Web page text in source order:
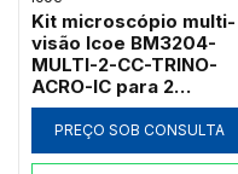
Kit microscópio multi-
visão Icoe BM3204-
MULTI-2-CC-TRINO-
ACRO-IC para 2
observadores com
cabeçote trinocular e
objetivas acromáticas
PREÇO SOB CONSULTA